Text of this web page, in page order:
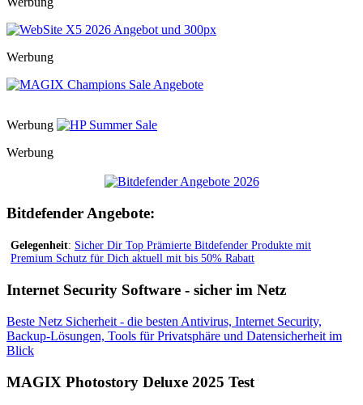
Werbung
Werbung
Werbung
Bitdefender Angebote:
Gelegenheit: Sicher Dir Top Prämierte Bitdefender Produkte mit
Premium Schutz für Dich aktuell mit bis 50% Rabatt
Internet Security Software - sicher im Netz
Beste Netz Sicherheit - die besten Antivirus, Internet Security,
Backup-Lösungen, Tools für Privatsphäre und Datensicherheit im
Blick
MAGIX Photostory Deluxe 2025 Test